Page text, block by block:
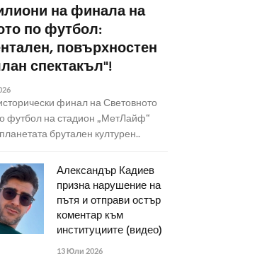
на финала на
по футбол:
повърхностен
спектакъл"!
финал на Световното
футбол на стадион „МетЛайф“
брутален културен..
Александър Кадиев
призна нарушение на
пътя и отправи остър
коментар към
институциите (видео)
13 Юли 2026